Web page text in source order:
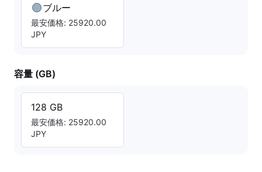
ブルー
最安価格: 25920.00
JPY
容量 (GB)
128 GB
最安価格: 25920.00
JPY